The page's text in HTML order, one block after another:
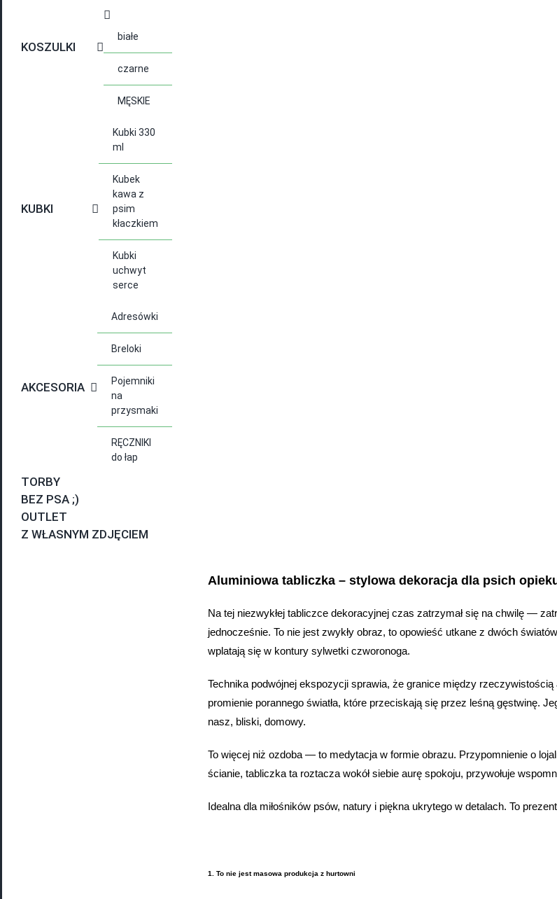
KOSZULKI
białe
czarne
MĘSKIE
KUBKI
Kubki 330
ml
Kubek
kawa z
psim
kłaczkiem
Kubki
uchwyt
serce
AKCESORIA
Adresówki
Breloki
Pojemniki
na
przysmaki
RĘCZNIKI
do łap
TORBY
BEZ PSA ;)
OUTLET
Z WŁASNYM ZDJĘCIEM
Aluminiowa tabliczka – stylowa dekoracja dla psich
Na tej niezwykłej tabliczce dekoracyjnej czas zatrzymał się na chwilę —
jednocześnie. To nie jest zwykły obraz, to opowieść utkane z dwóch
wplatają się w kontury sylwetki czworonoga.
Technika podwójnej ekspozycji sprawia, że granice między
promienie porannego światła, które przeciskają się przez leśną gęstwinę.
nasz, bliski, domowy.
To więcej niż ozdoba — to medytacja w formie obrazu. Przypomnienie o
ścianie, tabliczka ta roztacza wokół siebie aurę spokoju, przywołuje
Idealna dla miłośników psów, natury i piękna ukrytego w detalach. To
1. To nie jest masowa produkcja z hurtowni